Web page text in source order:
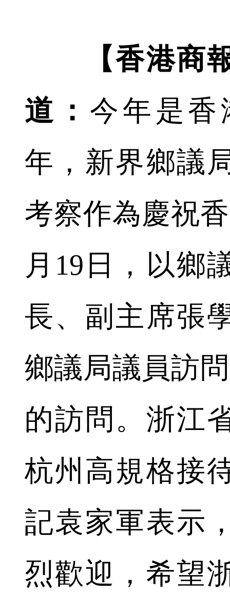
【香港商
道： 今年是香
年，新界鄉議
考察作為慶祝
月19日，以鄉
長、副主席張
鄉議局議員訪
的訪問。浙江
杭州高規格接
記袁家軍表示
烈歡迎，希望